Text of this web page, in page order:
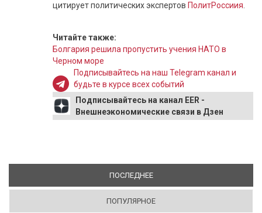
цитирует политических экспертов ПолитРоссиия
Читайте также:
Болгария решила пропустить учения НАТО в
Черном море
Подписывайтесь на наш Telegram канал и
будьте в курсе всех событий
Подписывайтесь на канал EER -
Внешнеэкономические связи в Дзен
ПОСЛЕДНЕЕ(АКТИВНАЯ ВКЛАДКА)
ПОПУЛЯРНОЕ